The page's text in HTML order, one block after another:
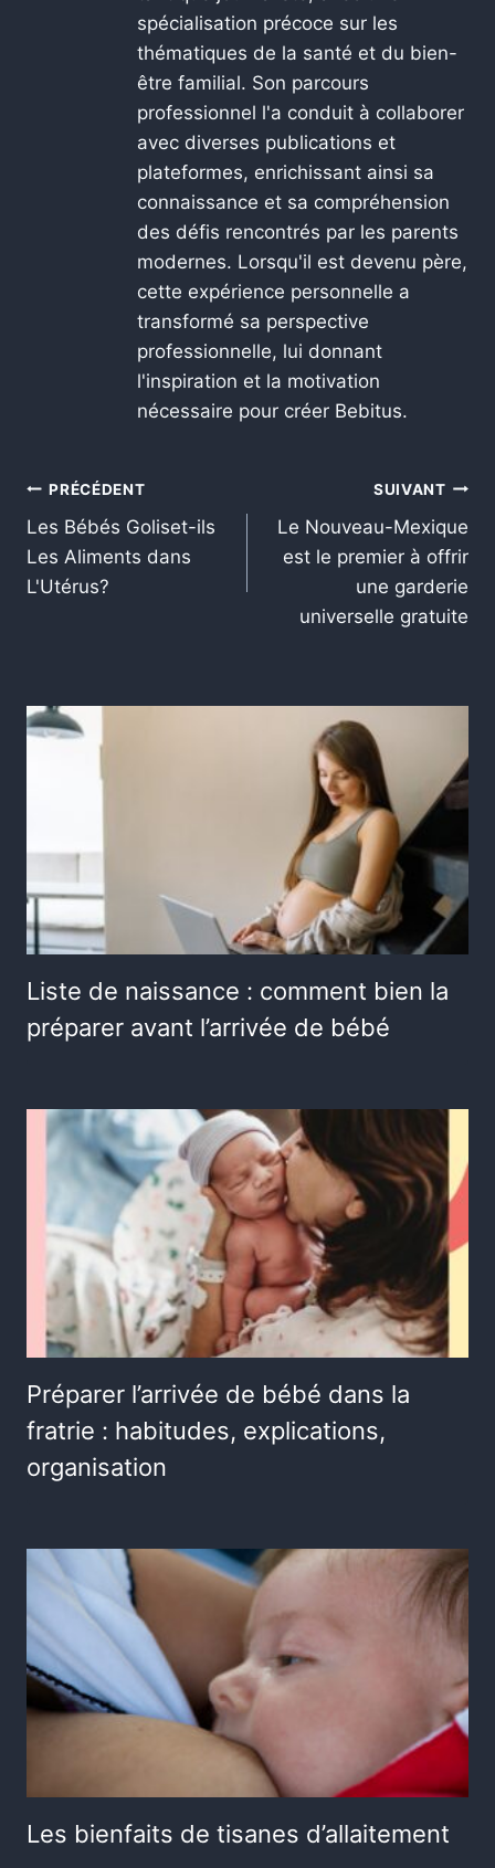
spécialisation précoce sur les
thématiques de la santé et du bien-
être familial. Son parcours
professionnel l'a conduit à collaborer
avec diverses publications et
plateformes, enrichissant ainsi sa
connaissance et sa compréhension
des défis rencontrés par les parents
modernes. Lorsqu'il est devenu père,
cette expérience personnelle a
transformé sa perspective
professionnelle, lui donnant
l'inspiration et la motivation
nécessaire pour créer Bebitus.
PRÉCÉDENT
Les Bébés Goliset-ils
Les Aliments dans
L'Utérus?
SUIVANT
Le Nouveau-Mexique
est le premier à offrir
une garderie
universelle gratuite
Liste de naissance : comment bien la
préparer avant l’arrivée de bébé
Préparer l’arrivée de bébé dans la
fratrie : habitudes, explications,
organisation
Les bienfaits de tisanes d’allaitement